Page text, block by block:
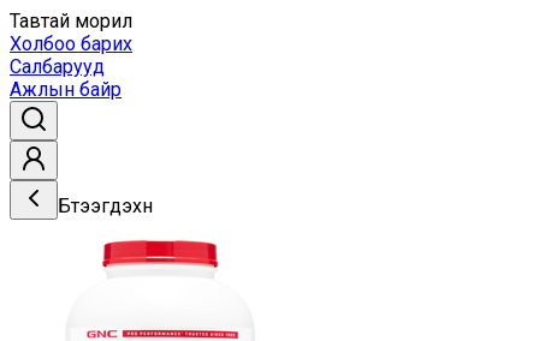
Тавтай морил
Холбоо барих
Салбарууд
Ажлын байр
Бүтээгдэхүүн